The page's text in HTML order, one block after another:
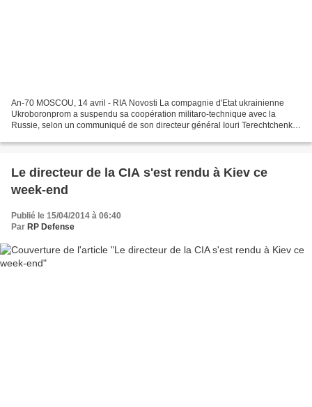
An-70 MOSCOU, 14 avril - RIA Novosti La compagnie d'Etat ukrainienne
Ukroboronprom a suspendu sa coopération militaro-technique avec la
Russie, selon un communiqué de son directeur général Iouri Terechtchenko
Le directeur de la CIA s'est rendu à Kiev ce
week-end
Publié le 15/04/2014 à 06:40
Par RP Defense